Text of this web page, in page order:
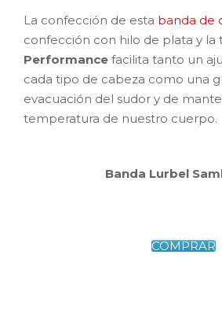
La confección de esta banda de
confección con hilo de plata y la
Performance facilita tanto un
cada tipo de cabeza como una
evacuación del sudor y de
temperatura de nuestro cuerpo.
Banda Lurbel
COMPRAR